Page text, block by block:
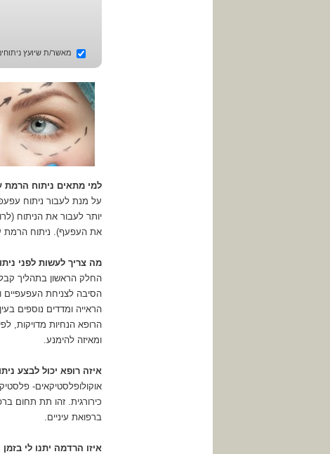
מאשר/ת שיועץ
למי מתאים ניתוח הרמת
יותר לעבור את הניתוח
את העפעף). ניתוח הרמת
מה צריך לעשות לפני
החלק הראשון בתהליך
הסיבה לצניחת העפעפיים
הראייה ומדדים נוספים
הרופא הנחיות מדויקות,
ומאיזה להימנע.
איזה רופא יכול לבצע
אוקולופלסטיקאים-
כירורגית. זהו תת תחום
ברפואת עיניים.
איזו הרדמה יתנו לי